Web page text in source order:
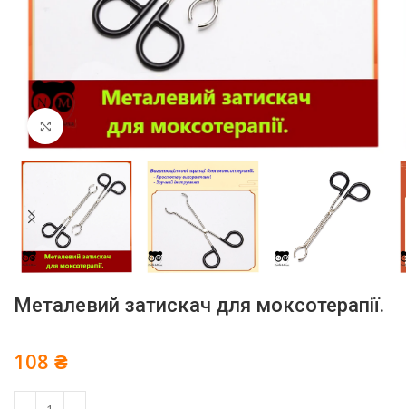
Click to enlarge
Металевий затискач для моксотерапії.
108 ₴